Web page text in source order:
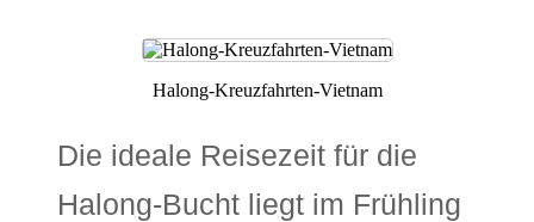
Halong-Kreuzfahrten-Vietnam
Die ideale Reisezeit für die
Halong-Bucht liegt im Frühling